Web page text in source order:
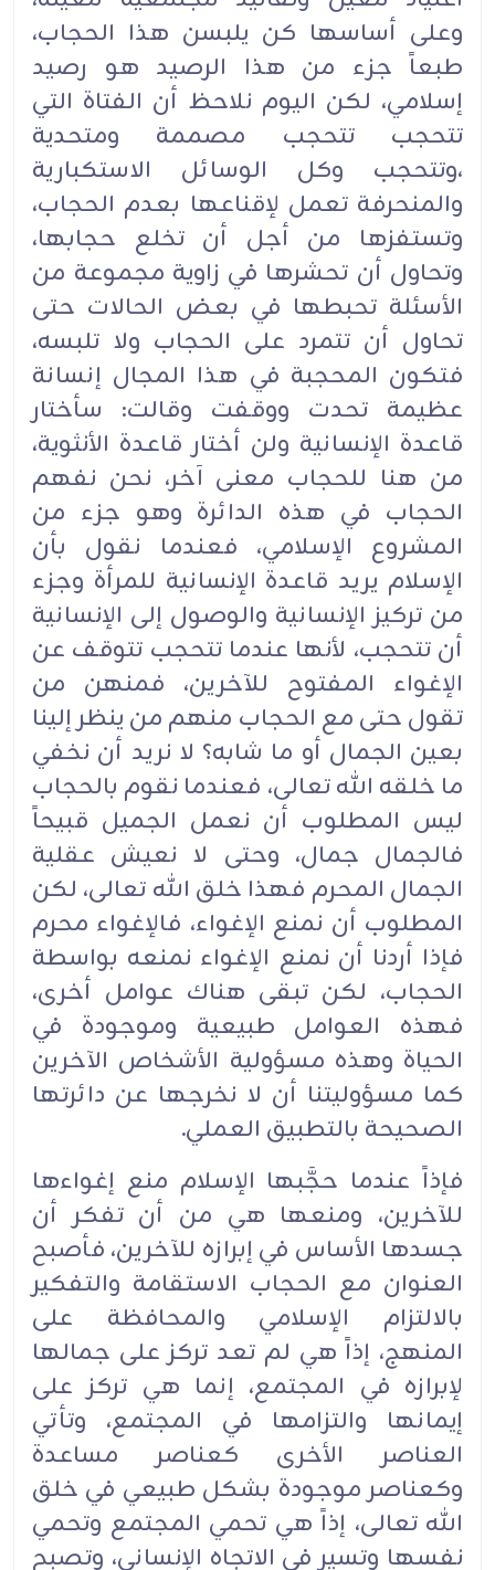
وعلى أساسها كن يلبسن هذا الحجاب،
طبعاً جزء من هذا الرصيد هو رصيد
إسلامي، لكن اليوم نلاحظ أن الفتاة التي
تتحجب تتحجب مصممة ومتحدية
،وتتحجب وكل الوسائل الاستكبارية
والمنحرفة تعمل لإقناعها بعدم الحجاب،
وتستفزها من أجل أن تخلع حجابها،
وتحاول أن تحشرها في زاوية مجموعة من
الأسئلة تحبطها في بعض الحالات حتى
تحاول أن تتمرد على الحجاب ولا تلبسه،
فتكون المحجبة في هذا المجال إنسانة
عظيمة تحدت ووقفت وقالت: سأختار
قاعدة الإنسانية ولن أختار قاعدة الأنثوية،
من هنا للحجاب معنى آخر، نحن نفهم
الحجاب في هذه الدائرة وهو جزء من
المشروع الإسلامي، فعندما نقول بأن
الإسلام يريد قاعدة الإنسانية للمرأة وجزء
من تركيز الإنسانية والوصول إلى الإنسانية
أن تتحجب، لأنها عندما تتحجب تتوقف عن
الإغواء المفتوح للآخرين، فمنهن من
تقول حتى مع الحجاب منهم من ينظر إلينا
بعين الجمال أو ما شابه؟ لا نريد أن نخفي
ما خلقه الله تعالى، فعندما نقوم بالحجاب
ليس المطلوب أن نعمل الجميل قبيحاً
فالجمال جمال، وحتى لا نعيش عقلية
الجمال المحرم فهذا خلق الله تعالى، لكن
المطلوب أن نمنع الإغواء، فالإغواء محرم
فإذا أردنا أن نمنع الإغواء نمنعه بواسطة
الحجاب، لكن تبقى هناك عوامل أخرى،
فهذه العوامل طبيعية وموجودة في
الحياة وهذه مسؤولية الأشخاص الآخرين
كما مسؤوليتنا أن لا نخرجها عن دائرتها
الصحيحة بالتطبيق العملي.‏
فإذاً عندما حجَّبها الإسلام منع إغواءها
للآخرين، ومنعها هي من أن تفكر أن
جسدها الأساس في إبرازه للآخرين، فأصبح
العنوان مع الحجاب الاستقامة والتفكير
بالالتزام الإسلامي والمحافظة على
المنهج، إذاً هي لم تعد تركز على جمالها
لإبرازه في المجتمع، إنما هي تركز على
إيمانها والتزامها في المجتمع، وتأتي
العناصر الأخرى كعناصر مساعدة
وكعناصر موجودة بشكل طبيعي في خلق
الله تعالى، إذاً هي تحمي المجتمع وتحمي
نفسها وتسير في الاتجاه الإنساني، وتصبح